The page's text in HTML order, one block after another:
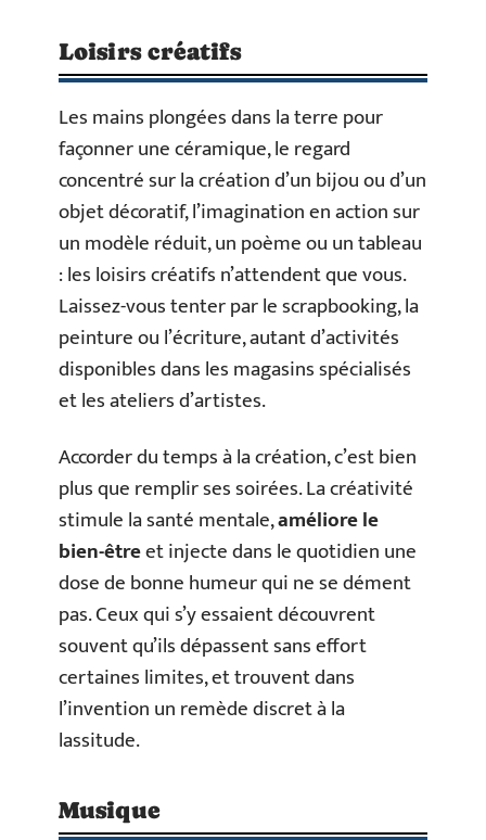
Loisirs créatifs
Les mains plongées dans la terre pour
façonner une céramique, le regard
concentré sur la création d’un bijou ou d’un
objet décoratif, l’imagination en action sur
un modèle réduit, un poème ou un tableau
: les loisirs créatifs n’attendent que vous.
Laissez-vous tenter par le scrapbooking, la
peinture ou l’écriture, autant d’activités
disponibles dans les magasins spécialisés
et les ateliers d’artistes.
Accorder du temps à la création, c’est bien
plus que remplir ses soirées. La créativité
stimule la santé mentale,améliore le
bien-êtreet injecte dans le quotidien une
dose de bonne humeur qui ne se dément
pas. Ceux qui s’y essaient découvrent
souvent qu’ils dépassent sans effort
certaines limites, et trouvent dans
l’invention un remède discret à la
lassitude.
Musique